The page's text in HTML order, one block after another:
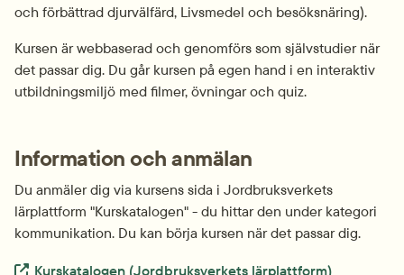
och förbättrad djurvälfärd, Livsmedel och besöksnäring).
Kursen är webbaserad och genomförs som självstudier när
det passar dig. Du går kursen på egen hand i en interaktiv
utbildningsmiljö med filmer, övningar och quiz.
Information och anmälan
Du anmäler dig via kursens sida i Jordbruksverkets
lärplattform "Kurskatalogen" - du hittar den under kategori
kommunikation. Du kan börja kursen när det passar dig.
Extern länk.
Kurskatalogen (Jordbruksverkets lärplattform)